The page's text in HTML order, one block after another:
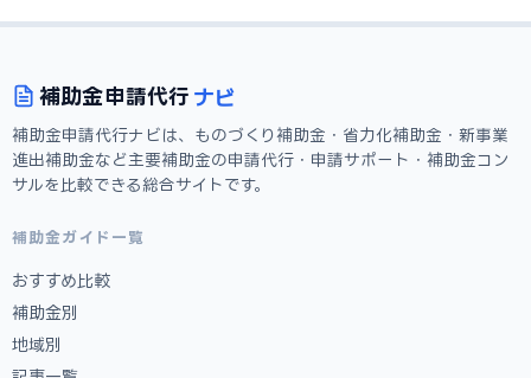
補助金申請代行 ナビ
補助金申請代行ナビは、ものづくり補助金・省力化補助金・新事業
進出補助金など主要補助金の申請代行・申請サポート・補助金コン
サルを比較できる総合サイトです。
補助金ガイド一覧
おすすめ比較
補助金別
地域別